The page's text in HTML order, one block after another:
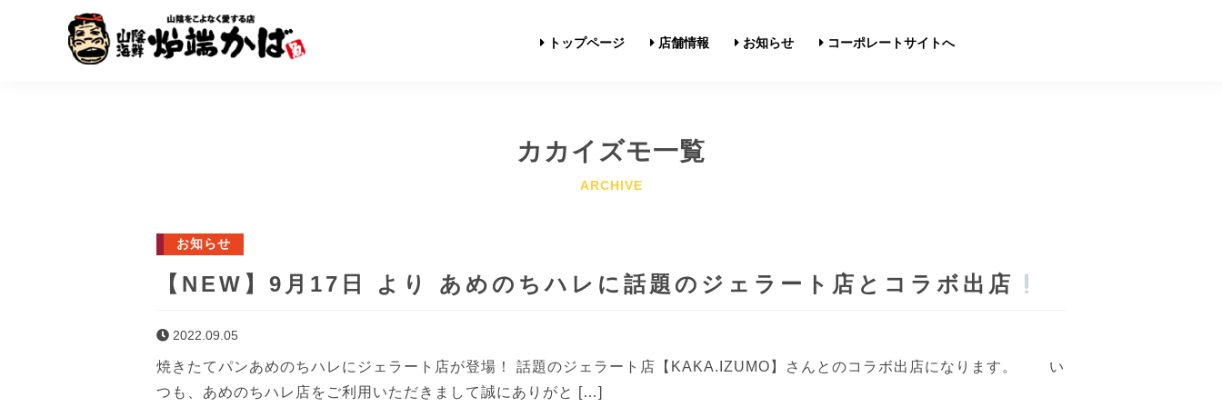
トップページ 店舗情報 お知らせ コーポレートサイトへ
カカイズモ一覧
お知らせ
【NEW】9月17日 より あめのちハレに話題のジェラート店とコラボ出店
2022.09.05
焼きたてパンあめのちハレにジェラート店が登場！ 話題のジェラート店【KAKA.IZUMO】さんとのコラボ出店になります。 い
つも、あめのちハレ店をご利用いただきまして誠にありがと […]